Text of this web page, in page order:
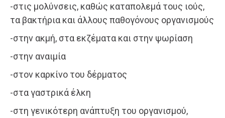
-στις μολύνσεις, καθώς καταπολεμά τους ιούς,
τα βακτήρια και άλλους παθογόνους οργανισμούς
-στην ακμή, στα εκζέματα και στην ψωρίαση
-στην αναιμία
-στον καρκίνο του δέρματος
-στα γαστρικά έλκη
-στη γενικότερη ανάπτυξη του οργανισμού,